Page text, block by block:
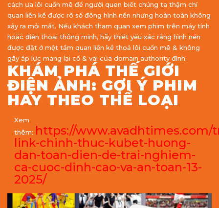
cách ưa lôi cuốn mê để người quen biết chúng ta thậm chí
quan liền kề được rõ số đông hình nền nhưng hoàn toàn không
xảy ra mỏi mắt. Nếu khách tham quan xem phim trên máy tính
hoặc điện thoại thông minh, hãy thiết yếu xác rằng hình nền
được đặt ở một tầm quan liền kề thoả lôi cuốn mê & không
gây áp lực mang lại cổ & vai của domain authority đình.
KHÁM PHÁ THẾ GIỚI
ĐIỆN ẢNH: GỢI Ý PHIM
HAY THEO THỂ LOẠI
Xem
thêm: https://www.avadhtimes.com/
link-chinh-thuc-kubet-huong-
dan-toan-dien-de-trai-nghiem-
ca-cuoc-dinh-cao-va-an-toan-13-
2025/